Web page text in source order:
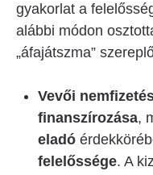
gyakorlat a
alábbi módon
„áfajátszma”
Vevői
finanszírozása,
eladó
felelőssége. A